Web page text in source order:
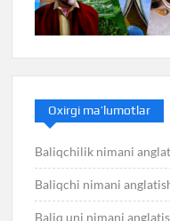
Oxirgi ma’lumotlar
Baliqchilik nimani
Baliqchi nimani
Baliq uni nimani